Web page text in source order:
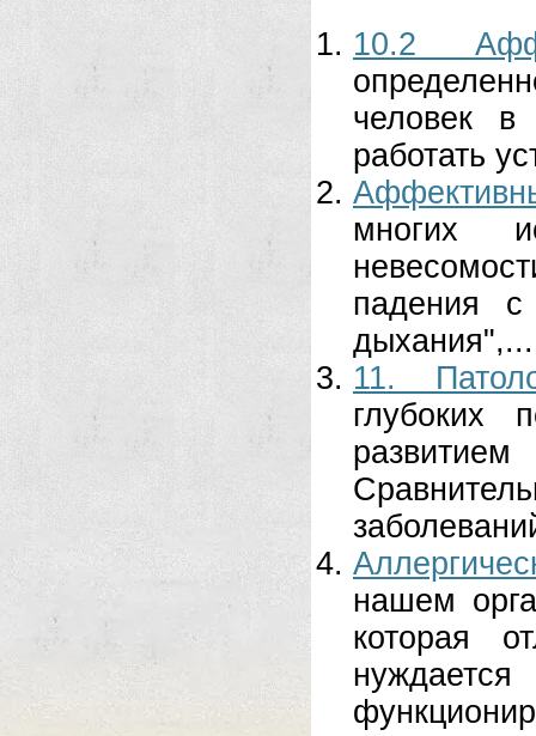
10.2
человек в
работать
многих
падения с
дыхания",...
11.
глубоких
нашем
которая